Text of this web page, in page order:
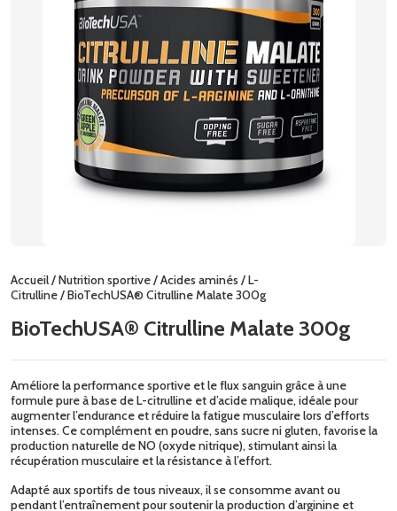
Accueil/Nutrition sportive/Acides aminés /L-
Citrulline/ BioTechUSA® Citrulline Malate 300g
BioTechUSA® Citrulline Malate 300g
Améliore la performance sportive et le flux sanguin grâce à une
formule pure à base de L-citrulline et d’acide malique, idéale pour
augmenter l’endurance et réduire la fatigue musculaire lors d’efforts
intenses. Ce complément en poudre, sans sucre ni gluten, favorise la
production naturelle de NO (oxyde nitrique), stimulant ainsi la
récupération musculaire et la résistance à l’effort.
Adapté aux sportifs de tous niveaux, il se consomme avant ou
pendant l’entraînement pour soutenir la production d’arginine et